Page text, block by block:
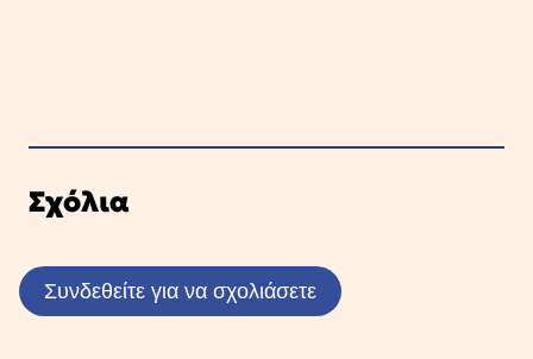
Σχόλια
Συνδεθείτε για να σχολιάσετε